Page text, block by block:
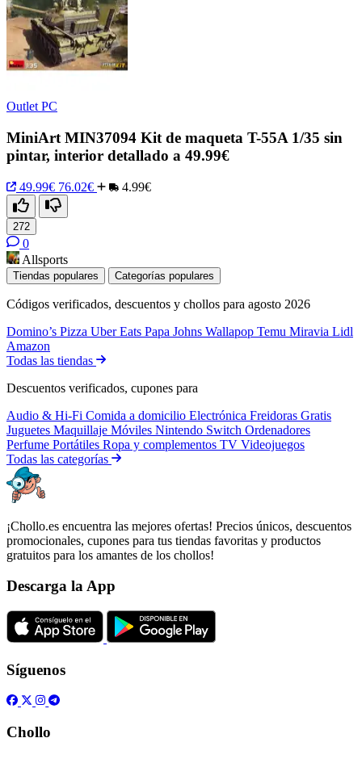
Outlet PC
MiniArt MIN37094 Kit de maqueta T-55A 1/35 sin
pintar, interior detallado a 49.99€
49.99€ 76.02€ 4.99€
272
0
Allsports
Tiendas populares Categorías populares
Códigos verificados, descuentos y chollos para agosto 2026
Domino’s Pizza Uber Eats Papa Johns Wallapop Temu Miravia Lidl
Amazon
Todas las tiendas
Descuentos verificados, cupones para
Audio & Hi-Fi Comida a domicilio Electrónica Freidoras Gratis
Juguetes Maquillaje Móviles Nintendo Switch Ordenadores
Perfume Portátiles Ropa y complementos TV Videojuegos
Todas las categorías
¡Chollo.es encuentra las mejores ofertas! Precios únicos, descuentos
promocionales, cupones para tus tiendas favoritas y productos
gratuitos para los amantes de los chollos!
Descarga la App
Síguenos
Chollo